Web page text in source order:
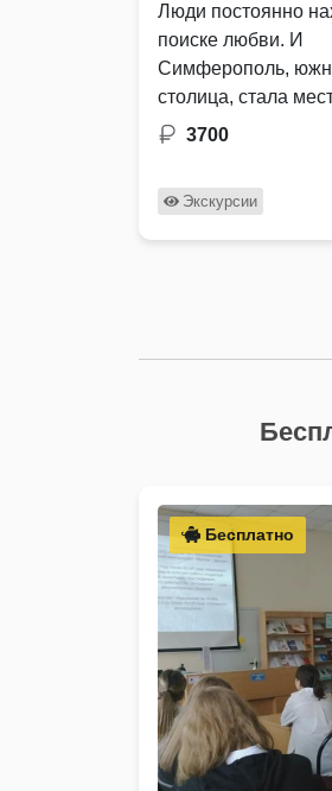
Люди постоянно
поиске любви. И
Симферополь,
столица, стала
многие известные
3700
Экскурсии
Бесплатно